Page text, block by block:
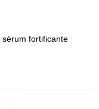
fortificante